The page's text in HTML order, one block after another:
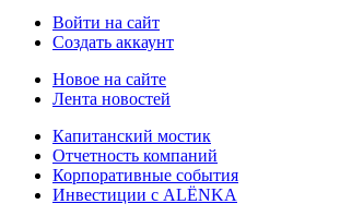
Войти на сайт
Создать аккаунт
Новое на сайте
Лента новостей
Капитанский мостик
Отчетность компаний
Корпоративные события
Инвестиции с ALЁNKA